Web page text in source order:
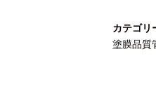
カテゴリ
塗膜品質